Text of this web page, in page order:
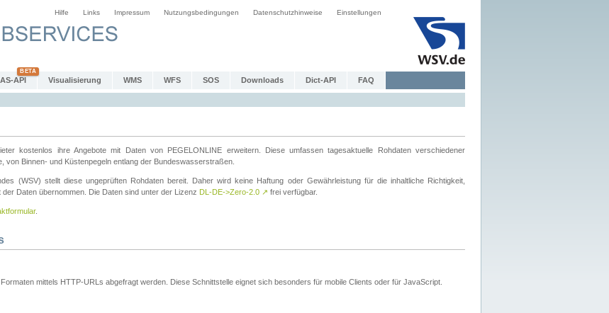
Hilfe Links Impressum Nutzungsbedingungen Datenschutzhinweise Einstellungen
API Visualisierung WMS WFS SOS Downloads Dict-API FAQ
kostenlos ihre Angebote mit Daten von PEGELONLINE erweitern. Diese umfassen tagesaktuelle Rohdaten verschiedener
Binnen- und Küstenpegeln entlang der Bundeswasserstraßen.
(WSV) stellt diese ungeprüften Rohdaten bereit. Daher wird keine Haftung oder Gewährleistung für die inhaltliche Richtigkeit,
Daten übernommen. Die Daten sind unter der Lizenz DL-DE->Zero-2.0 ↗ frei verfügbar.
.
mittels HTTP-URLs abgefragt werden. Diese Schnittstelle eignet sich besonders für mobile Clients oder für JavaScript.